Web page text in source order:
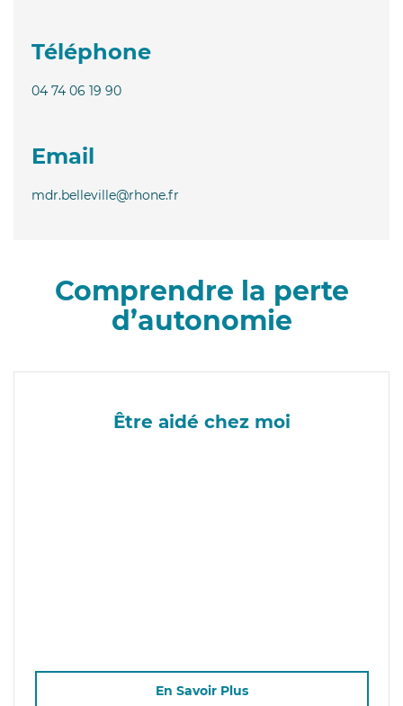
Téléphone
04 74 06 19 90
Email
mdr.belleville@rhone.fr
Comprendre la perte
d’autonomie
Être aidé chez moi
En Savoir Plus